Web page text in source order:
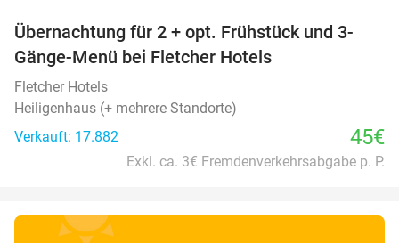
Übernachtung für 2 + opt. Frühstück und 3-
Gänge-Menü bei Fletcher Hotels
Fletcher Hotels
Heiligenhaus (+ mehrere Standorte)
Verkauft: 17.882
45€
Exkl. ca. 3€ Fremdenverkehrsabgabe p. P.